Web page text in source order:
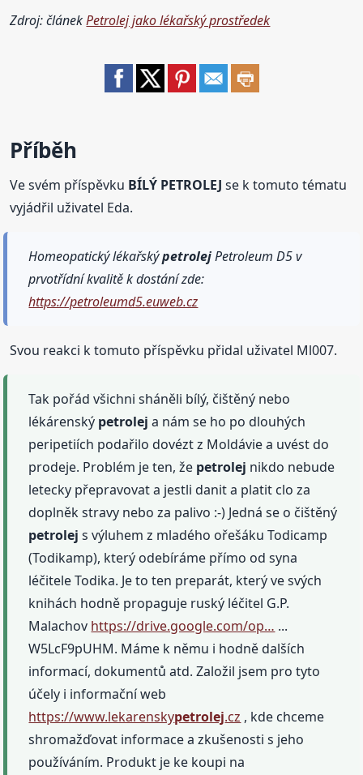
Zdroj: článekPetrolej jako lékařský prostředek
Příběh
Ve svém příspěvku BÍLÝ PETROLEJ se k tomuto tématu
vyjádřil uživatel Eda.
Homeopatický lékařskýpetrolejPetroleum D5 v
prvotřídní kvalitě k dostání zde:
https://petroleumd5.euweb.cz
Svou reakci k tomuto příspěvku přidal uživatel Ml007.
Tak pořád všichni sháněli bílý, čištěný nebo
lékárenský petrolej a nám se ho po dlouhých
peripetiích podařilo dovézt z Moldávie a uvést do
prodeje. Problém je ten, že petrolej nikdo nebude
letecky přepravovat a jestli danit a platit clo za
doplněk stravy nebo za palivo :-) Jedná se o čištěný
petrolej s výluhem z mladého ořešáku Todicamp
(Todikamp), který odebíráme přímo od syna
léčitele Todika. Je to ten preparát, který ve svých
knihách hodně propaguje ruský léčitel G.P.
Malachov https://drive.google.com/op… ...
W5LcF9pUHM. Máme k němu i hodně dalších
informací, dokumentů atd. Založil jsem pro tyto
účely i informační web
https://www.lekarenskypetrolej.cz , kde chceme
shromažďovat informace a zkušenosti s jeho
používáním. Produkt je ke koupi na